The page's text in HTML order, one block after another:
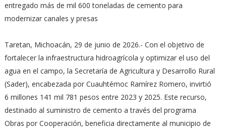
entregado más de mil 600 toneladas de cemento para
modernizar canales y presas
Taretan, Michoacán, 29 de junio de 2026.- Con el objetivo de
fortalecer la infraestructura hidroagrícola y optimizar el uso del
agua en el campo, la Secretaría de Agricultura y Desarrollo Rural
(Sader), encabezada por Cuauhtémoc Ramírez Romero, invirtió
6 millones 141 mil 781 pesos entre 2023 y 2025. Este recurso,
destinado al suministro de cemento a través del programa
Obras por Cooperación, beneficia directamente al municipio de